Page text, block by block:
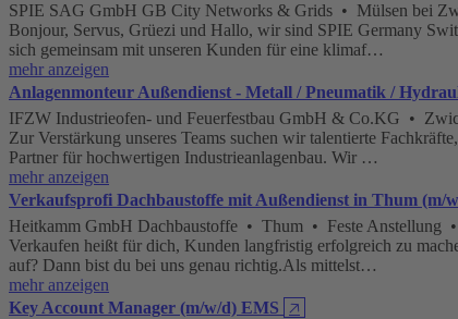
SPIE SAG GmbH GB City Networks & Grids • Mülsen bei
Bonjour, Servus, Grüezi und Hallo, wir sind SPIE Germany
sich gemeinsam mit unseren Kunden für eine klimaf…
mehr anzeigen
Anlagenmonteur Außendienst - Metall / Pneumatik /
IFZW Industrieofen- und Feuerfestbau GmbH & Co.KG •
Zur Verstärkung unseres Teams suchen wir talentierte
Partner für hochwertigen Industrieanlagenbau. Wir …
mehr anzeigen
Verkaufsprofi Dachbaustoffe mit Außendienst in Thum (m/
Heitkamm GmbH Dachbaustoffe • Thum • Feste Anstellung
Verkaufen heißt für dich, Kunden langfristig erfolgreich zu
auf? Dann bist du bei uns genau richtig.Als mittelst…
mehr anzeigen
Key Account Manager (m/w/d) EMS
🡥